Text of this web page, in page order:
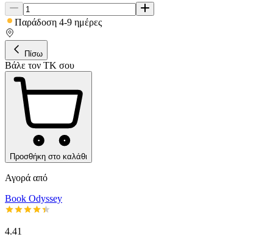
Παράδοση 4-9 ημέρες
Πίσω
Βάλε τον ΤΚ σου
Προσθήκη στο καλάθι
Αγορά από
Book Odyssey
4.41